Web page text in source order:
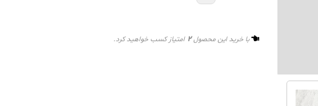
با خرید این محصول2 امتیاز کسب خواهید کرد.